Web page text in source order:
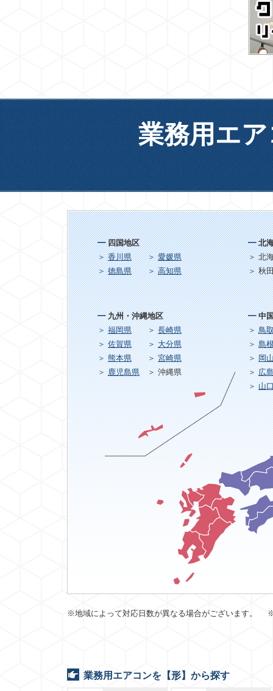
業務用エ
九州・沖縄地区
福岡県
長崎県
佐賀県
大分県
熊本県
宮崎県
鹿児島県
沖縄県
北
北
秋
中
鳥
島
岡
広
山
四国地区
香川県
愛媛県
徳島県
高知県
※地域によって対応日数が異なる場合がございます。
業務用エアコンを【形】から探す